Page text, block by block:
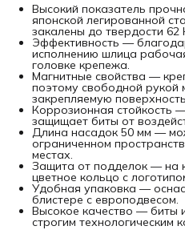
Высокий показатель
японской легированной
закалены до твердости 62
Эффективность —
исполнению шлица
головке крепежа.
Магнитные свойства —
поэтому свободной
закрепляемую
Коррозионная стойкость
защищает биты от
Длина насадок 50 мм —
ограниченном
местах.
Защита от подделок — на
цветное кольцо с
Удобная упаковка —
блистере с европодвесом.
Высокое качество — биты
строгим технологическим